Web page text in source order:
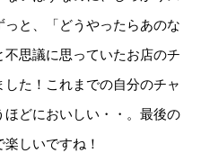
と、「どうやったらあのな
思議に思っていたお店のチ
た！これまでの自分のチャ
どにおいしい・・。最後の
しいですね！